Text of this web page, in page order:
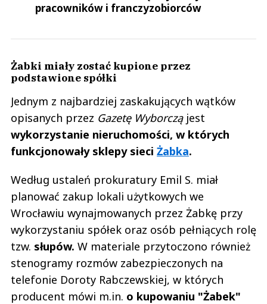
pracowników i franczyzobiorców
Żabki miały zostać kupione przez
podstawione spółki
Jednym z najbardziej zaskakujących wątków
opisanych przez Gazetę Wyborcząjest
wykorzystanie nieruchomości, w których
funkcjonowały sklepy sieci Żabka.
Według ustaleń prokuratury Emil S. miał
planować zakup lokali użytkowych we
Wrocławiu wynajmowanych przez Żabkę przy
wykorzystaniu spółek oraz osób pełniących rolę
tzw. słupów. W materiale przytoczono również
stenogramy rozmów zabezpieczonych na
telefonie Doroty Rabczewskiej, w których
producent mówi m.in. o kupowaniu "Żabek"